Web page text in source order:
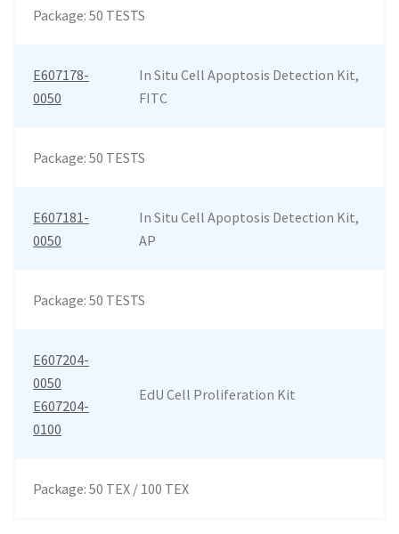
Package: 50 TESTS
E607178-
0050
In Situ Cell Apoptosis Detection Kit,
FITC
Package: 50 TESTS
E607181-
0050
In Situ Cell Apoptosis Detection Kit,
AP
Package: 50 TESTS
E607204-
0050
E607204-
0100
EdU Cell Proliferation Kit
Package: 50 TEX / 100 TEX